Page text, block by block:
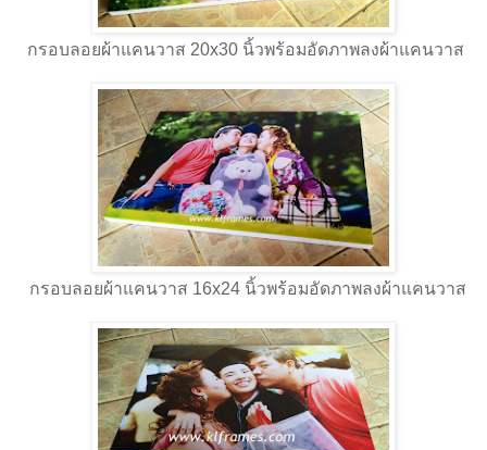
กรอบลอยผ้าแคนวาส 20x30 นิ้วพร้อมอัดภาพลงผ้าแคนวาส
กรอบลอยผ้าแคนวาส 16x24 นิ้วพร้อมอัดภาพลงผ้าแคนวาส